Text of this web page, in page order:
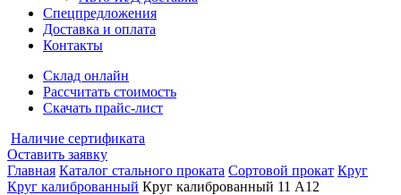
Спецпредложения
Доставка и оплата
Контакты
Склад онлайн
Рассчитать стоимость
Скачать прайс-лист
Наличие сертификата
Оставить заявку
Главная Каталог стального проката Сортовой прокат Круг
Круг калиброванный Круг калиброванный 11 А12